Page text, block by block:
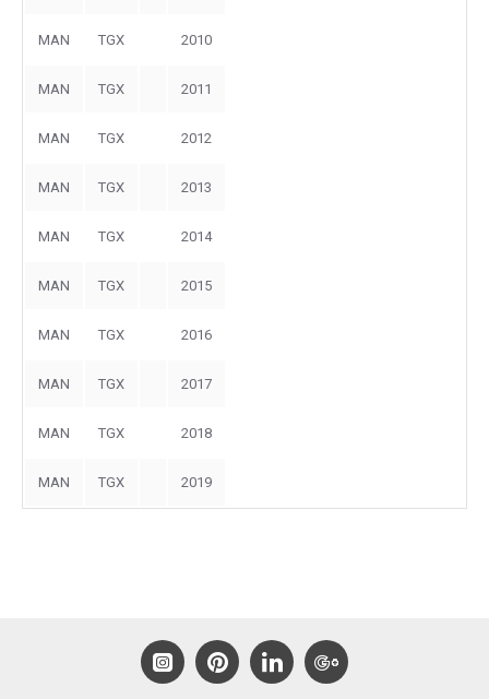
MAN TGX 2010
MAN TGX 2011
MAN TGX 2012
MAN TGX 2013
MAN TGX 2014
MAN TGX 2015
MAN TGX 2016
MAN TGX 2017
MAN TGX 2018
MAN TGX 2019